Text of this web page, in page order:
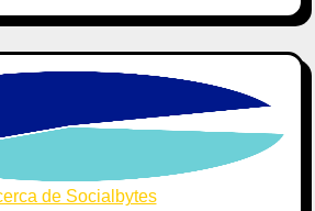
de Socialbytes